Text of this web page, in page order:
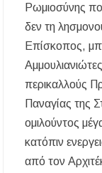
Ρωμιοσύνης
δεν τη
Επίσκοπος,
περικαλλούς
Παναγίας της
ομιλούντος
κατόπιν
από τον